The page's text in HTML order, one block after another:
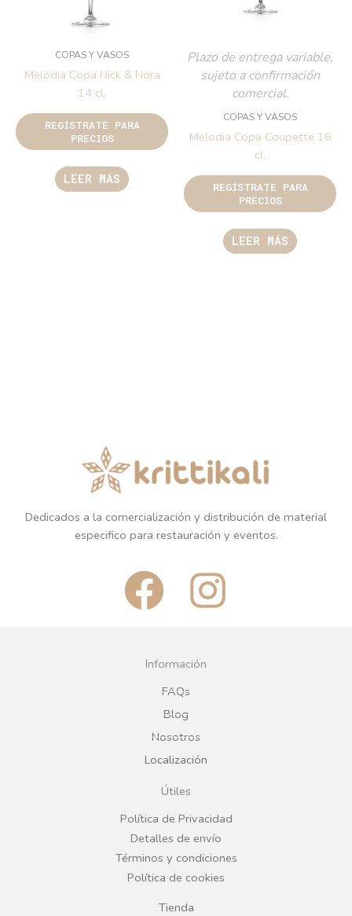
COPAS Y VASOS
Melodia Copa Nick & Nora
14 cl.
REGÍSTRATE PARA
PRECIOS
LEER MÁS
Plazo de entrega variable,
sujeto a confirmación
comercial.
COPAS Y VASOS
Melodia Copa Coupette 16
cl.
REGÍSTRATE PARA
PRECIOS
LEER MÁS
Dedicados a la comercialización y distribución de material
especifico para restauración y eventos.
F
a
c
e
b
o
o
k
I
n
g
r
a
Información
FAQs
Blog
Nosotros
Localización
Útiles
Política de Privacidad
Detalles de envío
Términos y condiciones
Política de cookies
Tienda